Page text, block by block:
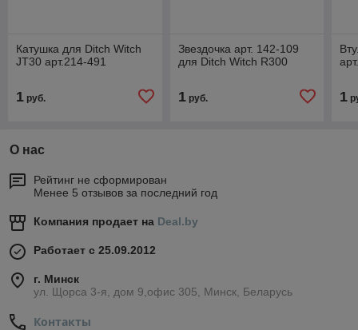
Катушка для Ditch Witch
JT30 арт.214-491
1 руб.
Звездочка арт. 142-109
для Ditch Witch R300
1руб. 1
О нас
Рейтинг не сформирован
Менее 5 отзывов за последний год
Компания продает на Deal.by
Работает с 25.09.2012
г. Минск
ул. Щорса 3-я, дом 9,офис 305, Минск, Беларусь
Контакты